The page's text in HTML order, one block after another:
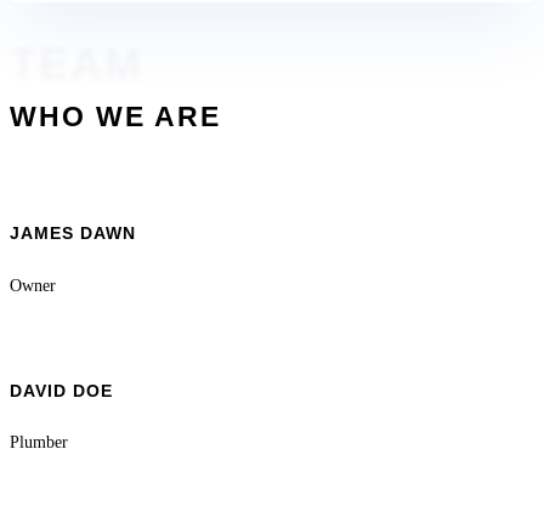
WHO WE ARE
JAMES DAWN
Owner
DAVID DOE
Plumber